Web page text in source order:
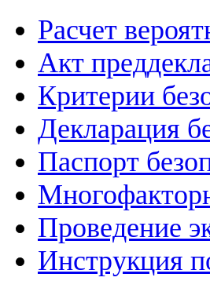
Расчет
Акт
Критерии
Декларация
Паспорт
Проведение
Инструкция